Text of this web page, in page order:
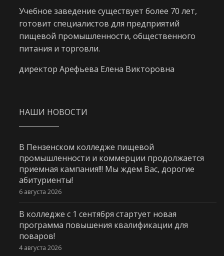
Учебное заведение существует более 70 лет,
готовит специалистов для предприятий
пищевой промышленности, общественного
питания и торговли.
директор Арефьева Елена Викторовна
НАШИ НОВОСТИ
В Пензенском колледже пищевой
промышленности и коммерции продолжается
приемная кампания!!! Мы ждем Вас, дорогие
абитуриенты!
6 августа 2026
В колледже с 1 сентября стартует новая
программа повышения квалификации для
поваров!
4 августа 2026